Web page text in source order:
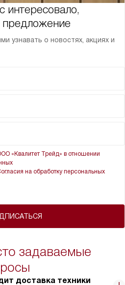
интересовало,
предложение
узнавать о новостях, акциях и
«Квалитет Трейд» в отношении
на обработку персональных
задаваемые
доставка техники